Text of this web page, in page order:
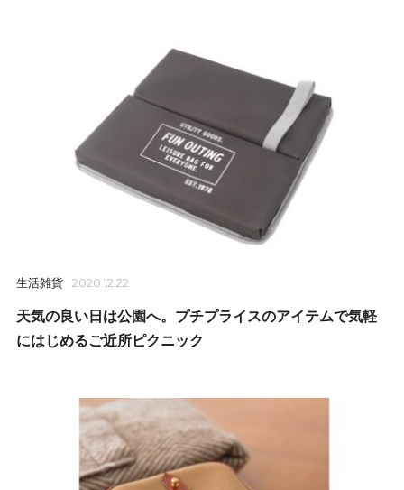
生活雑貨 2020.12.22
天気の良い日は公園へ。プチプライスのアイテムで気軽
にはじめるご近所ピクニック